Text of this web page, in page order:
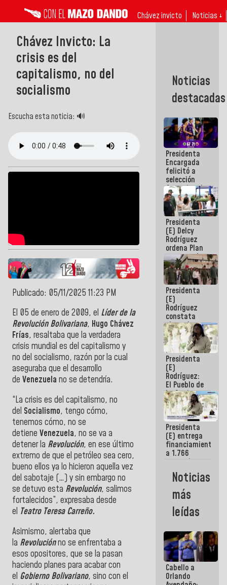
Chávez invicto Noticias ↓
Chávez Invicto: La
crisis es del
capitalismo, no del
socialismo
Escucha esta noticia: 🔊
Publicado: 05/11/2025 11:23 PM
El 05 de enero de 2009, el Líder de la
Revolución Bolivariana, Hugo Chávez
Frías, resaltaba que la verdadera
crisis mundial es del capitalismo y
no del socialismo, razón por la cual
aseguraba que el desarrollo
de Venezuela no se detendría.
“La crisis es del capitalismo, no
del Socialismo, tengo cómo,
tenemos cómo, no se
detiene Venezuela, no se va a
detener la Revolución, en ese último
extremo de que el petróleo sea cero,
bueno ellos ya lo hicieron aquella vez
del sabotaje (…) y sin embargo no
se detuvo esta Revolución, salimos
fortalecidos”, expresaba desde
el Teatro Teresa Carreño.
Asimismo, alertaba que
la Revoluciónno se enfrentaba a
esos opositores, que se la pasan
haciendo planes para acabar con
el Gobierno Bolivariano, sino con el
Noticias
destacadas
Presidenta
Encargada
felicitó a
selección
femenina de
baloncesto
por su
clasificación
a la
AmeriCup
2027
Presidenta
(E) Delcy
Rodríguez
ordena Plan
maestro de
desarrollo
logístico y
turístico
para La
Guaira
Presidenta
(E)
Rodríguez
constata
obras de
rehabilitación
de Escuela
Militar de
Mamo en La
Guaira
Presidenta
(E)
Rodríguez:
El Pueblo de
La Guaira
siempre
estará
acompañada
por el
Gobierno
Nacional
Presidenta
(E) entrega
financiamientos
a 1.766
comerciantes
emprendedores
afectados
por
terremotos
Noticias
más
leídas
Cabello a
Orlando